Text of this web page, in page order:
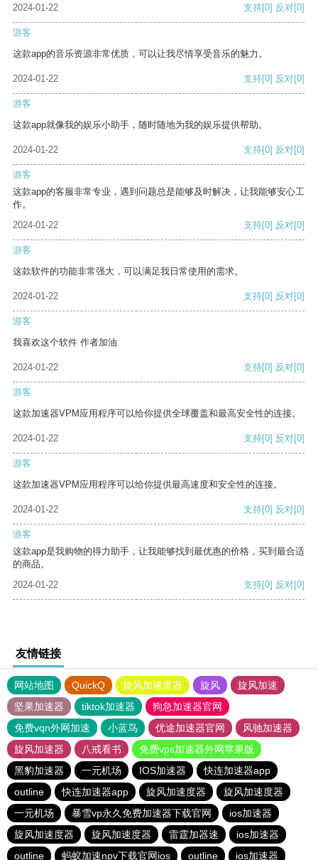
2024-01-22 支持[0] 反对[0]
游客
这款app的音乐资源非常优质，可以让我尽情享受音乐的魅力。
2024-01-22 支持[0] 反对[0]
游客
这款app就像我的娱乐小助手，随时随地为我的娱乐提供帮助。
2024-01-22 支持[0] 反对[0]
游客
这款app的客服非常专业，遇到问题总是能够及时解决，让我能够安心工
作。
2024-01-22
支持[0] 反对[0]
游客
这款软件的功能非常强大，可以满足我日常使用的需求。
2024-01-22 支持[0] 反对[0]
游客
我喜欢这个软件 作者加油
2024-01-22 支持[0] 反对[0]
游客
这款加速器VPM应用程序可以给你提供全球覆盖和最高安全性的连接。
2024-01-22 支持[0] 反对[0]
游客
这款加速器VPM应用程序可以给你提供最高速度和安全性的连接。
2024-01-22 支持[0] 反对[0]
游客
这款app是我购物的得力助手，让我能够找到最优惠的价格，买到最合适
的商品。
2024-01-22
支持[0] 反对[0]
友情链接
网站地图 QuickQ 旋风加速度器 旋风
旋风加速
坚果加速器
tiktok加速器
狗急加速器官网
免费vqn外网加速
小蓝鸟 优途加速器官网
风驰加速器
旋风加速器
八戒看书
免费vps加速器外网苹果版
黑豹加速器
一元机场 IOS加速器
快连加速器app
outline
快连加速器app 旋风加速度器
旋风加速度器
一元机场
暴雪vp永久免费加速器下载官网
ios加速器
旋风加速度器
旋风加速度器 雷霆加器速
ios加速器
outline
蚂蚁加速npv下载官网ios outline ios加速器